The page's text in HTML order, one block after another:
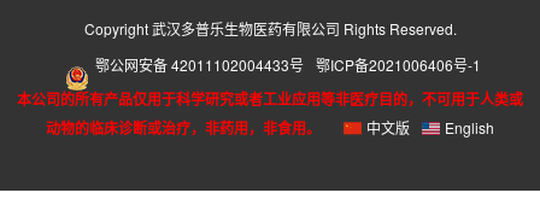
Copyright 武汉多普乐生物医药有限公司 Rights Reserved.
鄂公网安备 42011102004433号 鄂ICP备2021006406号-1
本公司的所有产品仅用于科学研究或者工业应用等非医疗目的，不可用于人类或
动物的临床诊断或治疗，非药用，非食用。
中文版 English